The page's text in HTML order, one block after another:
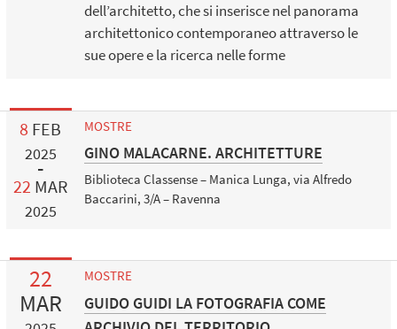
dell’architetto, che si inserisce nel panorama
architettonico contemporaneo attraverso le
sue opere e la ricerca nelle forme
8 FEB
2025
22 MAR
2025
MOSTRE
GINO MALACARNE. ARCHITETTURE
Biblioteca Classense – Manica Lunga, via Alfredo
Baccarini, 3/A – Ravenna
22
MAR
MOSTRE
GUIDO GUIDI LA FOTOGRAFIA COME